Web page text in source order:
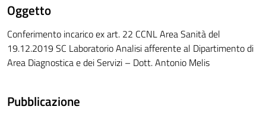
Oggetto
Conferimento incarico ex art. 22 CCNL Area Sanità del
19.12.2019 SC Laboratorio Analisi afferente al Dipartimento di
Area Diagnostica e dei Servizi – Dott. Antonio Melis
Pubblicazione